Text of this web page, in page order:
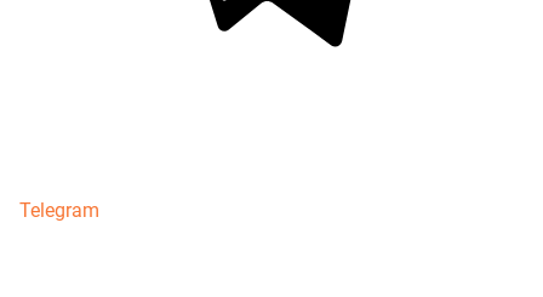
Telegram